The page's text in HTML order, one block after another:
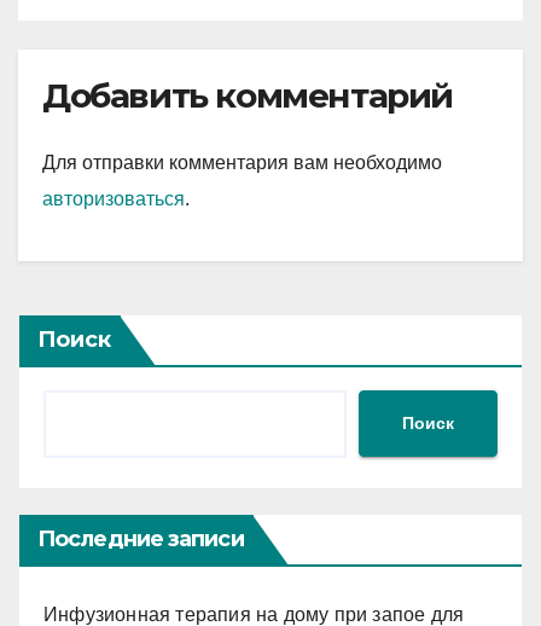
Добавить комментарий
Для отправки комментария вам необходимо
авторизоваться.
Поиск
Поиск
Последние записи
Инфузионная терапия на дому при запое для